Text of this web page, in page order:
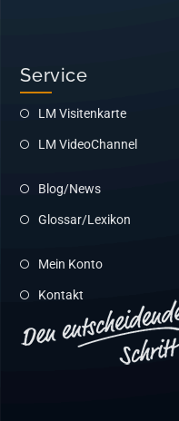
Service
LM Visitenkarte
LM VideoChannel
Blog/News
Glossar/Lexikon
Mein Konto
Kontakt